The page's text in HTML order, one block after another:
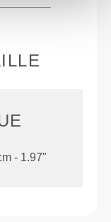
- 1.97"